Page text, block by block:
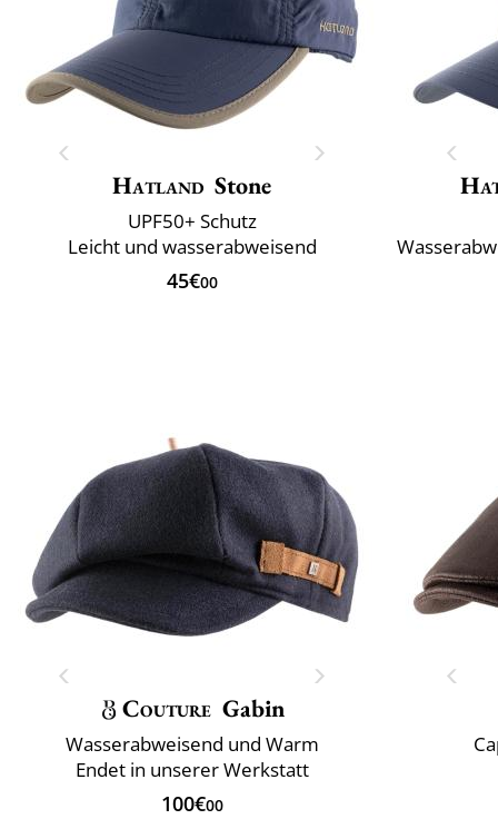
Hatland Stone
UPF50+ Schutz
Leicht und wasserabweisend
45€00
Couture Gabin
Wasserabweisend und Warm
Endet in unserer Werkstatt
100€00